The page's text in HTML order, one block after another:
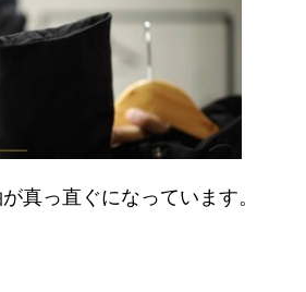
真っ直ぐになっています。